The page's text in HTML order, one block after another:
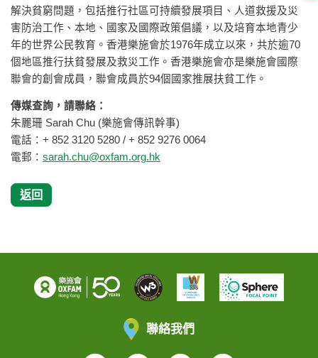
解決貧窮問題，包括推行社區可持續發展項目、人道救援及災
害防治工作、本地、國家及國際政策倡議，以及培育本地青少
年的世界公民教育。香港樂施會於1976年成立以來，共於逾70
個地區推行扶貧發展及救災工作。香港樂施會亦是樂施會國際
聯會的創會成員，聯會成員於94個國家推展扶貧工作。
傳媒查詢，請聯絡：
朱麗珊 Sarah Chu (樂施會傳訊幹事)
電話：+ 852 3120 5280 / + 852 9276 0064
電郵： sarah.chu@oxfam.org.hk
返回
聯絡我們